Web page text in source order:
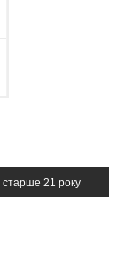
старше 21 року